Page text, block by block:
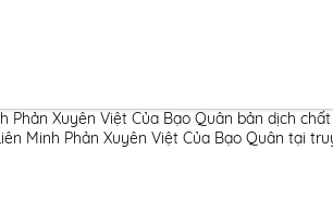
Xuyên Việt Của Bạo Quân bản dịch
Minh Phản Xuyên Việt Của Bạo Quân tại